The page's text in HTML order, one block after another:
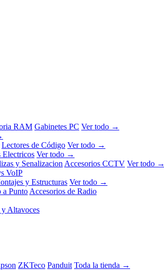
RAM Gabinetes PC Ver todo →
Lectores de Código Ver todo →
Electricos Ver todo →
y Senalizacion Accesorios CCTV Ver todo →
VoIP
y Estructuras Ver todo →
a Punto Accesorios de Radio
Altavoces
ZKTeco Panduit Toda la tienda →